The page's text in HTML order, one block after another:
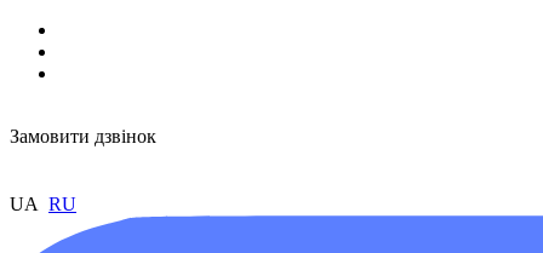
Замовити дзвінок
UA RU